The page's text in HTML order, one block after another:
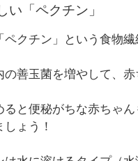
い「ペクチン」
クチン」という食物繊
善玉菌を増やして、
ると便秘がちな赤ちゃ
ょう！